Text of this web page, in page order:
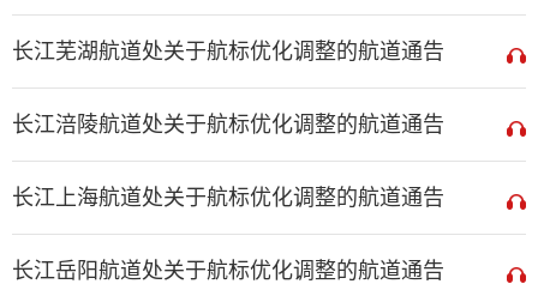
长江芜湖航道处关于航标优化调整的航道通告
长江涪陵航道处关于航标优化调整的航道通告
长江上海航道处关于航标优化调整的航道通告
长江岳阳航道处关于航标优化调整的航道通告